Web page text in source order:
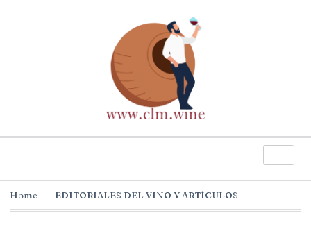
Home EDITORIALES DEL VINO Y ARTÍCULOS